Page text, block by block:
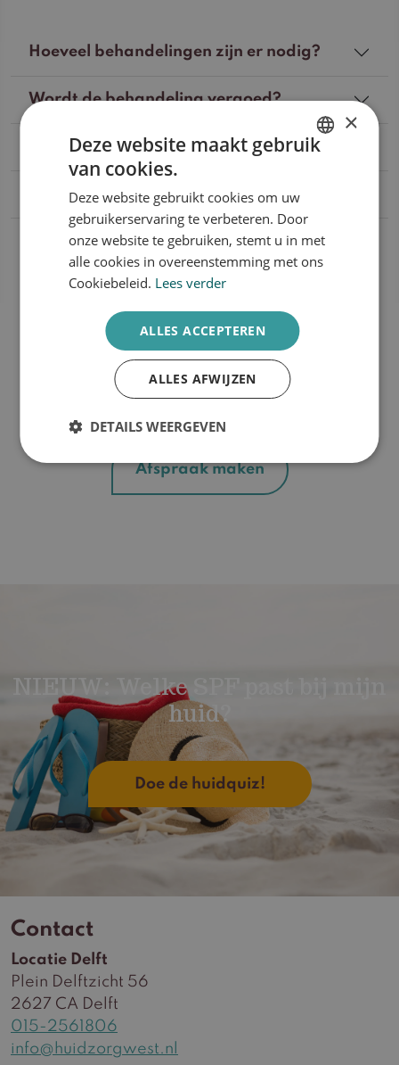
Hoeveel behandelingen zijn er nodig?
Wordt de behandeling vergoed?
Hoelang duurt de behandeling?
Wat is de behandelfrequentie?
Wanneer wordt transgender ontharen
toegepast?
Plan een intakegesprek
Afspraak maken
NIEUW: Welke SPF past bij mijn
huid?
Doe de huidquiz!
Contact
Locatie Delft
Plein Delftzicht 56
2627 CA Delft
015-2561806
info@huidzorgwest.nl
×
Deze website maakt gebruik
van cookies.
Deze website gebruikt cookies om uw
gebruikerservaring te verbeteren. Door
onze website te gebruiken, stemt u in met
alle cookies in overeenstemming met ons
Cookiebeleid. Lees verder
ALLES ACCEPTEREN
ALLES AFWIJZEN
DETAILS WEERGEVEN